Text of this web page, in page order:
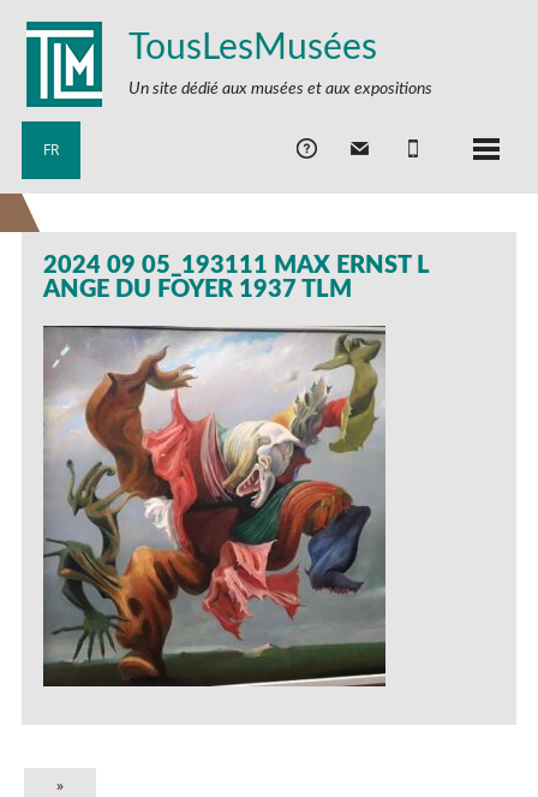
TousLesMusées
Un site dédié aux musées et aux expositions
FR
2024 09 05_193111 MAX ERNST L
ANGE DU FOYER 1937 TLM
»